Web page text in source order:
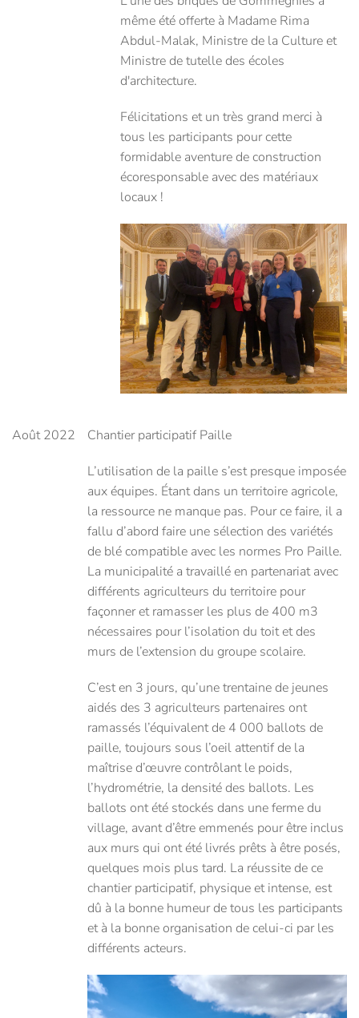
même été offerte à Madame Rima
Abdul-Malak, Ministre de la Culture et
Ministre de tutelle des écoles
d'architecture.
Félicitations et un très grand merci à
tous les participants pour cette
formidable aventure de construction
écoresponsable avec des matériaux
locaux !
Août 2022 Chantier participatif Paille
L’utilisation de la paille s’est presque imposée
aux équipes. Étant dans un territoire agricole,
la ressource ne manque pas. Pour ce faire, il a
fallu d’abord faire une sélection des variétés
de blé compatible avec les normes Pro Paille.
La municipalité a travaillé en partenariat avec
différents agriculteurs du territoire pour
façonner et ramasser les plus de 400 m3
nécessaires pour l’isolation du toit et des
murs de l’extension du groupe scolaire.
C’est en 3 jours, qu’une trentaine de jeunes
aidés des 3 agriculteurs partenaires ont
ramassés l’équivalent de 4 000 ballots de
paille, toujours sous l’oeil attentif de la
maîtrise d’œuvre contrôlant le poids,
l’hydrométrie, la densité des ballots. Les
ballots ont été stockés dans une ferme du
village, avant d’être emmenés pour être inclus
aux murs qui ont été livrés prêts à être posés,
quelques mois plus tard. La réussite de ce
chantier participatif, physique et intense, est
dû à la bonne humeur de tous les participants
et à la bonne organisation de celui-ci par les
différents acteurs.